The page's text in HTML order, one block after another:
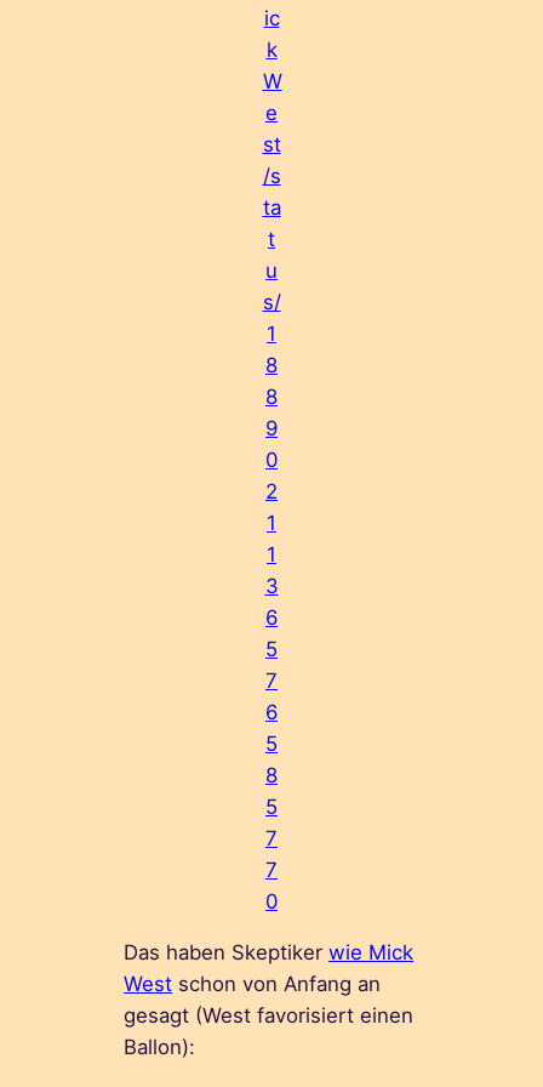
ic
k
W
e
st
/s
ta
t
u
s/
1
8
8
9
0
2
1
1
3
6
5
7
6
5
8
5
7
7
0
Das haben Skeptikerwie Mick
West schon von Anfang an
gesagt (West favorisiert einen
Ballon):